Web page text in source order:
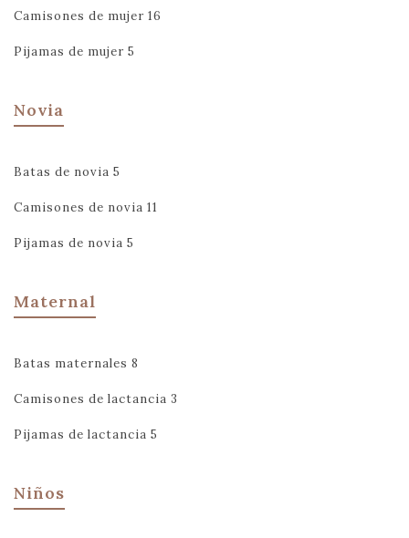
Camisones de mujer 16
Pijamas de mujer 5
Novia
Batas de novia 5
Camisones de novia 11
Pijamas de novia 5
Maternal
Batas maternales 8
Camisones de lactancia 3
Pijamas de lactancia 5
Niños